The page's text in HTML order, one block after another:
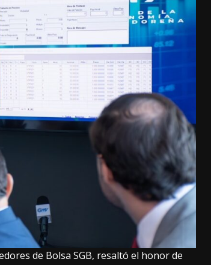
de Bolsa SGB, resaltó el honor de